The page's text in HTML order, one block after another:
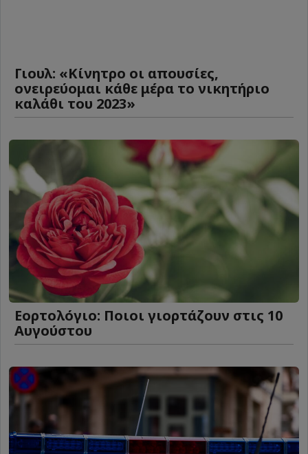
Γιουλ: «Κίνητρο οι απουσίες,
ονειρεύομαι κάθε μέρα το νικητήριο
καλάθι του 2023»
Εορτολόγιο: Ποιοι γιορτάζουν στις 10
Αυγούστου